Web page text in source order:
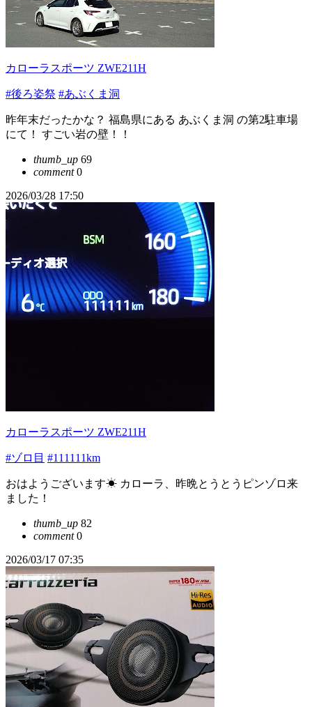
カローラスポーツ ZWE211H
#後ろ姿祭 #あぶくま洞
昨年末だったかな？ 福島県にある あぶくま洞 の第2駐車場
にて！ すごい岩の壁！！
thumb_up 69
comment0
2026/03/28 17:50
カローラスポーツ ZWE211H
#ゾロ目 #111111km
おはようございます☀ カローラ、昨晩とうとうピンゾロ来
ました！
thumb_up 82
comment0
2026/03/17 07:35